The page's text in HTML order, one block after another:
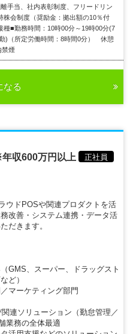
手当、社内表彰制度、フリードリン
株会制度（奨励金：拠出額の10％付
種■勤務時間：10時00分～19時00分(7
)（所定労働時間：8時間0分） 休憩
禁煙
なる
収600万円以上
正社員
ウドPOSや関連プロダクトを活
改善・システム連携・データ活
だきます。
GMS、スーパー、ドラッグスト
ど）
マーケティング部門
連ソリューション（勤怠管理／
業務の全体最適